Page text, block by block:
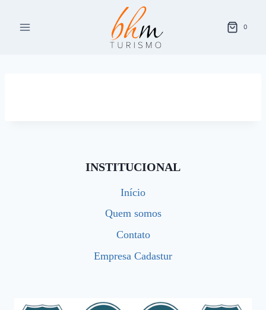
para
0
INSTITUCIONAL
Início
Quem somos
Contato
Empresa Cadastur